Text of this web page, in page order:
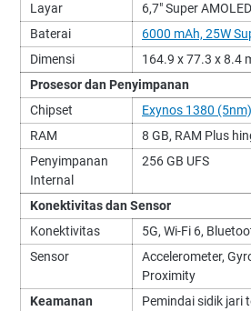
Layar
6,7" Super
Baterai
6000 mAh, 25W
Dimensi
164.9 x 77.3 x 8.4
Prosesor dan Penyimpanan
Chipset
Exynos 1380 (5nm)
RAM
8 GB, RAM Plus
Penyimpanan
Internal
256 GB UFS
Konektivitas dan Sensor
Konektivitas
5G, Wi-Fi 6,
Sensor
Accelerometer,
Proximity
Keamanan
Pemindai sidik jari